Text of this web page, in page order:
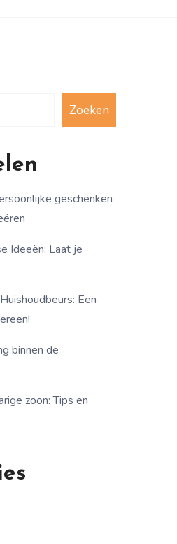
Zoeken
geschenken
Ideeën: Laat je
Een
binnen de
zoon: Tips en